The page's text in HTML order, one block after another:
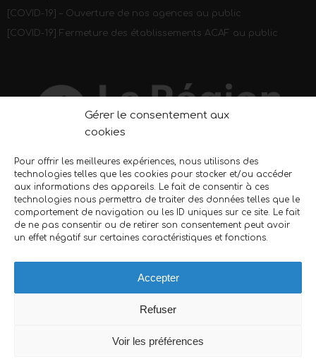
Gérer le consentement aux
cookies
Pour offrir les meilleures expériences, nous utilisons des
technologies telles que les cookies pour stocker et/ou accéder
aux informations des appareils. Le fait de consentir à ces
technologies nous permettra de traiter des données telles que le
comportement de navigation ou les ID uniques sur ce site. Le fait
de ne pas consentir ou de retirer son consentement peut avoir
un effet négatif sur certaines caractéristiques et fonctions.
Accepter
Refuser
Voir les préférences
[COVID-19] – Ouverture de nos agences au public
[COVID-19] Fermeture des établissements ACAF au public
REJOIGNEZ-NOUS
Nous sommes toujours à la recherche de nouveaux
collaborateurs. Le métier d’ascensoriste vous intéresse ?
N’hésitez pas à nous envoyer votre candidature.